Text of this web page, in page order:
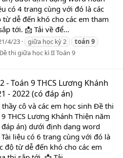
có 4 trang cùng với đó là các
dễ đến khó cho các em tham
tới. 📩 Tải về để...
4/23 giữa học kỳ 2 toán 9
thi giữa học kì II Toán 9
Toán 9 THCS Lương Khánh
- 2022 (có đáp án)
cô và các em học sinh Đề thi
THCS Lương Khánh Thiện năm
án) dưới định dạng word
liệu có 6 trang cùng với đó là
độ từ dễ đến khó cho các em